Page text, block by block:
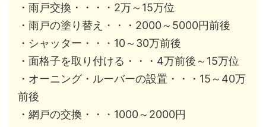
・雨戸交換・・・・2万～15万位
・雨戸の塗り替え・・・2000～5000円前後
・シャッター・・・10～30万前後
・面格子を取り付ける・・・4万前後～15万位
・オーニング・ルーバーの設置・・・15～40万
前後
・網戸の交換・・・1000～2000円